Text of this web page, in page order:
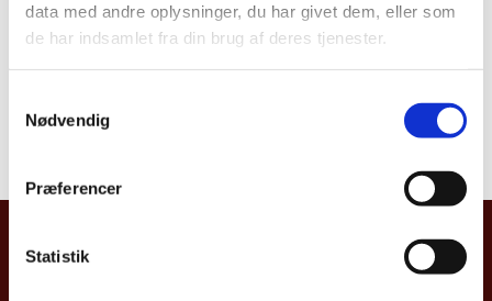
data med andre oplysninger, du har givet dem, eller som
de har indsamlet fra din brug af deres tjenester.
y
Nødvendig
Præferencer
Statistik
Tourism
Vaccination
The Trade Council of Denmark, Taipei